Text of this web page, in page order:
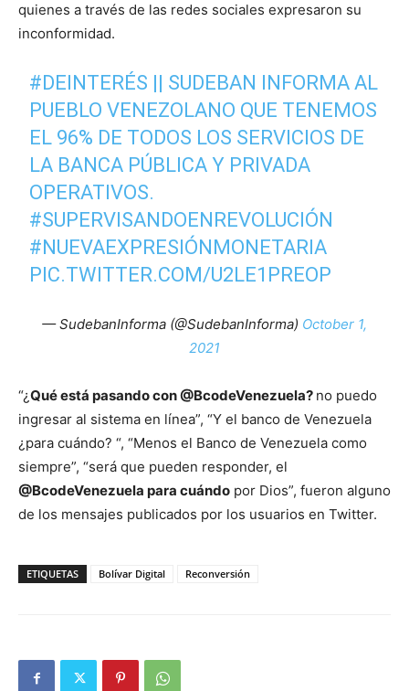
quienes a través de las redes sociales expresaron su
inconformidad.
#DEINTERÉS || SUDEBAN INFORMA AL
PUEBLO VENEZOLANO QUE TENEMOS
EL 96% DE TODOS LOS SERVICIOS DE
LA BANCA PÚBLICA Y PRIVADA
OPERATIVOS.
#SUPERVISANDOENREVOLUCIÓN
#NUEVAEXPRESIÓNMONETARIA
PIC.TWITTER.COM/U2LE1PREOP
— SudebanInforma (@SudebanInforma) October 1,
2021
“¿Qué está pasando con @BcodeVenezuela? no puedo
ingresar al sistema en línea”, “Y el banco de Venezuela
¿para cuándo? “, “Menos el Banco de Venezuela como
siempre”, “será que pueden responder, el
@BcodeVenezuela para cuándo por Dios”, fueron alguno
de los mensajes publicados por los usuarios en Twitter.
ETIQUETAS Bolívar Digital Reconversión